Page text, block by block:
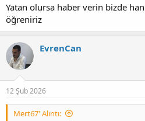
Yatan olursa haber verin bizde
öğreniriz
EvrenCan
12 Şub 2026
Mert67' Alıntı: